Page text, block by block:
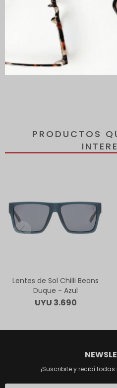
Lentes con protección 100%
protegen tus ojos de los rayos
riesgo de desarrollar
Todos los lentes incluyen un
PRODUCTOS
Lentes de Sol Chilli Beans
Duque - Azul
UYU 3.690
¡Suscribite y recibí